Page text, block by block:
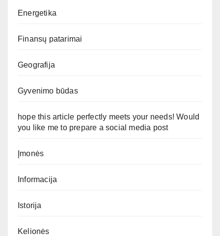
Energetika
Finansų patarimai
Geografija
Gyvenimo būdas
hope this article perfectly meets your needs! Would
you like me to prepare a social media post
Įmonės
Informacija
Istorija
Kelionės